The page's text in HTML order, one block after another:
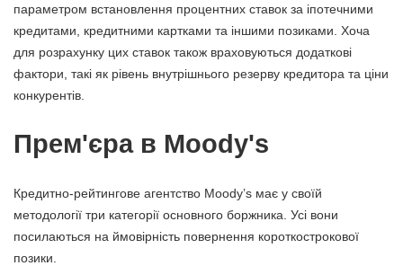
параметром встановлення процентних ставок за іпотечними
кредитами, кредитними картками та іншими позиками. Хоча
для розрахунку цих ставок також враховуються додаткові
фактори, такі як рівень внутрішнього резерву кредитора та ціни
конкурентів.
Прем'єра в Moody's
Кредитно-рейтингове агентство Moody’s має у своїй
методології три категорії основного боржника. Усі вони
посилаються на ймовірність повернення короткострокової
позики.